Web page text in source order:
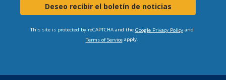
Deseo recibir el boletín de noticias
This site is protected by reCAPTCHA and the Google Privacy Policyand
Terms of Serviceapply.